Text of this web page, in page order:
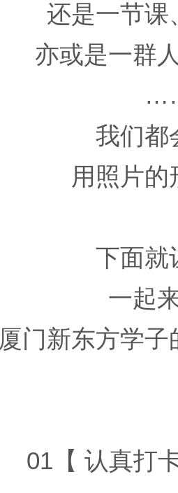
还是一节课
亦或是一群
我们都
用照片的
下面就
一起
厦门新东方学
01【 认真打